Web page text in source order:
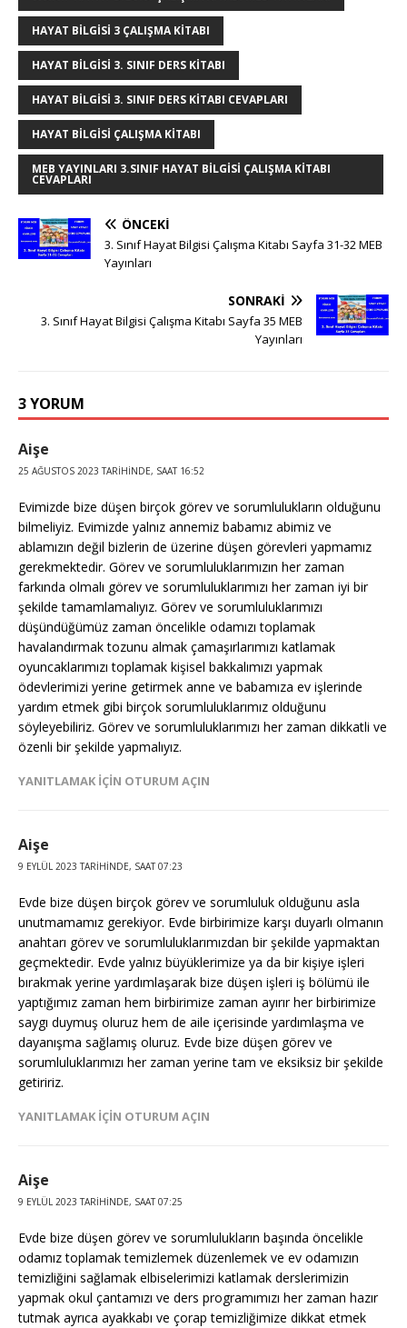
k
HAYAT BILGISI 3 ÇALIŞMA KITABI
HAYAT BILGISI 3. SINIF DERS KITABI
HAYAT BILGISI 3. SINIF DERS KITABI CEVAPLARI
HAYAT BILGISI ÇALIŞMA KITABI
MEB YAYINLARI 3.SINIF HAYAT BILGISI ÇALIŞMA KITABI
CEVAPLARI
ÖNCEKI
3. Sınıf Hayat Bilgisi Çalışma Kitabı Sayfa 31-32 MEB
Yayınları
SONRAKI
3. Sınıf Hayat Bilgisi Çalışma Kitabı Sayfa 35 MEB
Yayınları
3 YORUM
Aişe
25 AĞUSTOS 2023 TARIHINDE, SAAT 16:52
Evimizde bize düşen birçok görev ve sorumlulukların olduğunu
bilmeliyiz. Evimizde yalnız annemiz babamız abimiz ve
ablamızın değil bizlerin de üzerine düşen görevleri yapmamız
gerekmektedir. Görev ve sorumluluklarımızın her zaman
farkında olmalı görev ve sorumluluklarımızı her zaman iyi bir
şekilde tamamlamalıyız. Görev ve sorumluluklarımızı
düşündüğümüz zaman öncelikle odamızı toplamak
havalandırmak tozunu almak çamaşırlarımızı katlamak
oyuncaklarımızı toplamak kişisel bakkalımızı yapmak
ödevlerimizi yerine getirmek anne ve babamıza ev işlerinde
yardım etmek gibi birçok sorumluluklarımız olduğunu
söyleyebiliriz. Görev ve sorumluluklarımızı her zaman dikkatli ve
özenli bir şekilde yapmalıyız.
YANITLAMAK IÇIN OTURUM AÇIN
Aişe
9 EYLÜL 2023 TARIHINDE, SAAT 07:23
Evde bize düşen birçok görev ve sorumluluk olduğunu asla
unutmamamız gerekiyor. Evde birbirimize karşı duyarlı olmanın
anahtarı görev ve sorumluluklarımızdan bir şekilde yapmaktan
geçmektedir. Evde yalnız büyüklerimize ya da bir kişiye işleri
bırakmak yerine yardımlaşarak bize düşen işleri iş bölümü ile
yaptığımız zaman hem birbirimize zaman ayırır her birbirimize
saygı duymuş oluruz hem de aile içerisinde yardımlaşma ve
dayanışma sağlamış oluruz. Evde bize düşen görev ve
sorumluluklarımızı her zaman yerine tam ve eksiksiz bir şekilde
getiririz.
YANITLAMAK IÇIN OTURUM AÇIN
Aişe
9 EYLÜL 2023 TARIHINDE, SAAT 07:25
Evde bize düşen görev ve sorumlulukların başında öncelikle
odamız toplamak temizlemek düzenlemek ve ev odamızın
temizliğini sağlamak elbiselerimizi katlamak derslerimizin
yapmak okul çantamızı ve ders programımızı her zaman hazır
tutmak ayrıca ayakkabı ve çorap temizliğimize dikkat etmek